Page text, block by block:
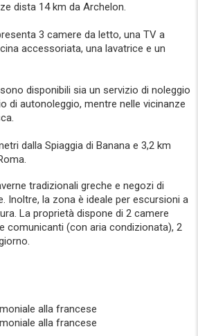
dista 14 km da Archelon.
3 camere da letto, una TV a
accessoriata, una lavatrice e un
disponibili sia un servizio di noleggio
di autonoleggio, mentre nelle vicinanze
dalla Spiaggia di Banana e 3,2 km
tradizionali greche e negozi di
Inoltre, la zona è ideale per escursioni a
La proprietà dispone di 2 camere
comunicanti (con aria condizionata), 2
alla francese
alla francese